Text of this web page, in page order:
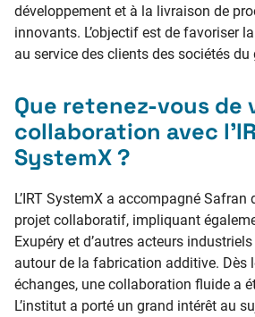
développement et à la livraison de
innovants. L’objectif est de favoriser
au service des clients des sociétés du
Que retenez-vous de
collaboration avec
SystemX ?
L’IRT SystemX a accompagné Safran
projet collaboratif, impliquant
Exupéry et d’autres acteurs
autour de la fabrication additive. Dès
échanges, une collaboration fluide a
L’institut a porté un grand intérêt au